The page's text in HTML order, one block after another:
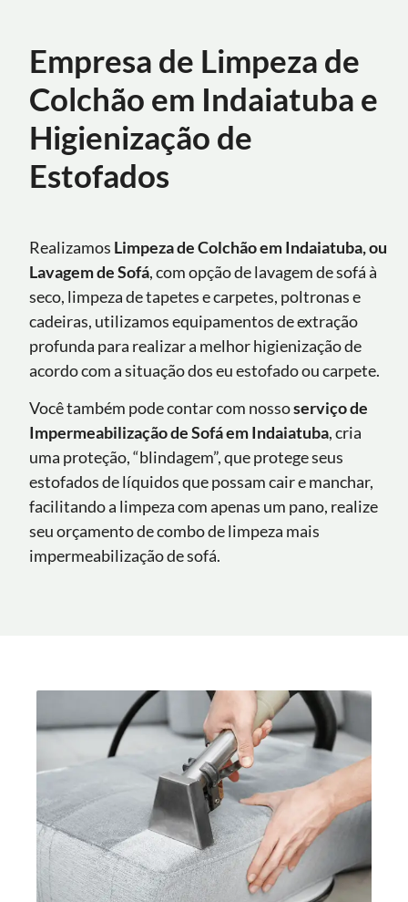
Empresa de Limpeza de
Colchão em Indaiatuba e
Higienização de
Estofados
Realizamos Limpeza de Colchão em Indaiatuba, ou
Lavagem de Sofá, com opção de lavagem de sofá à
seco, limpeza de tapetes e carpetes, poltronas e
cadeiras, utilizamos equipamentos de extração
profunda para realizar a melhor higienização de
acordo com a situação dos eu estofado ou carpete.
Você também pode contar com nossoserviço de
Impermeabilização de SofáemIndaiatuba, cria
uma proteção, “blindagem”, que protege seus
estofados de líquidos que possam cair e manchar,
facilitando a limpeza com apenas um pano, realize
seu orçamento de combo de limpeza mais
impermeabilização de sofá.